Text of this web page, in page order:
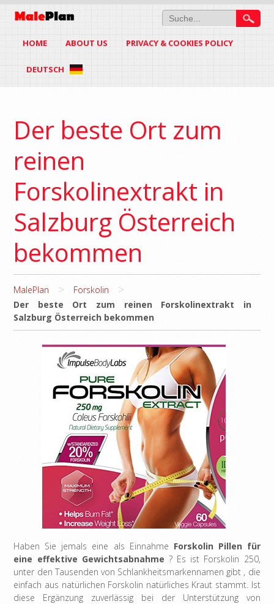
HOME ABOUT US PRIVACY & COOKIES POLICY
DEUTSCH
Der beste Ort zum
reinen
Forskolinextrakt in
Salzburg Österreich
bekommen
MalePlan > Forskolin >
Der beste Ort zum reinen Forskolinextrakt in
Salzburg Österreich bekommen
Haben Sie jemals eine als Einnahme Forskolin Pillen für
eine effektive Gewichtsabnahme ? Es ist Forskolin 250,
unter den Tausenden von Schlankheitsmarkennamen gibt , die
einfach aus natürlichen Forskolin natürliches Kraut stammt. Ist
diese Ergänzung zuverlässig bei der Unterstützung von